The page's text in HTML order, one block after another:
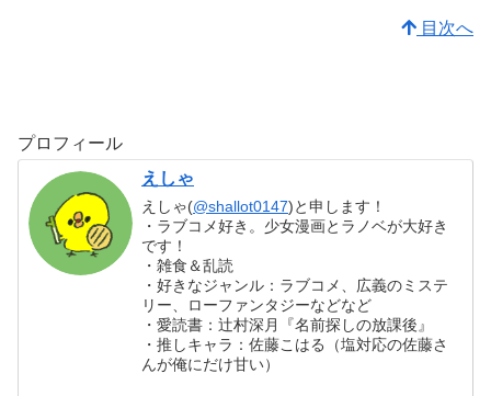
目次へ
プロフィール
えしゃ
えしゃ(@shallot0147)と申します！
・ラブコメ好き。少女漫画とラノベが大好き
です！
・雑食＆乱読
・好きなジャンル：ラブコメ、広義のミステ
リー、ローファンタジーなどなど
・愛読書：辻村深月『名前探しの放課後』
・推しキャラ：佐藤こはる（塩対応の佐藤さ
んが俺にだけ甘い）